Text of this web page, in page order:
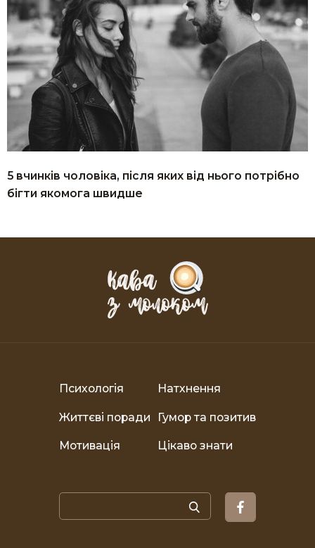
5 вчинків чоловіка, після яких від нього потрібно
бігти якомога швидше
Психологія Натхнення
Життєві поради Гумор та позитив
Мотивація Цікаво знати